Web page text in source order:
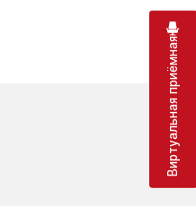
Виртуальная приёмная